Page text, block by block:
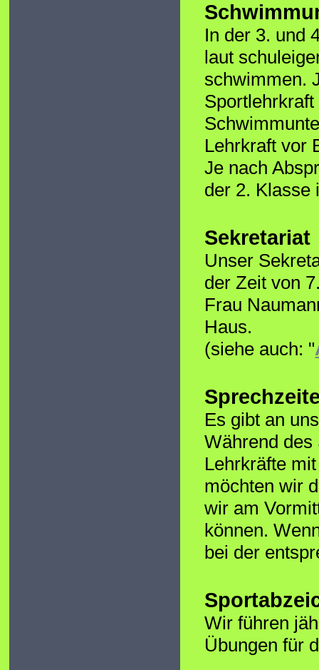
In der 3. und
laut
schwimmen.
Lehrkraft vor
Je nach
der 2. Klasse
Sekretariat
Unser
der Zeit von
Frau
Haus.
(siehe auch: "
Es gibt an
Während des
Lehrkräfte
möchten wir
wir am
können.
bei der
Wir führen
Übungen für